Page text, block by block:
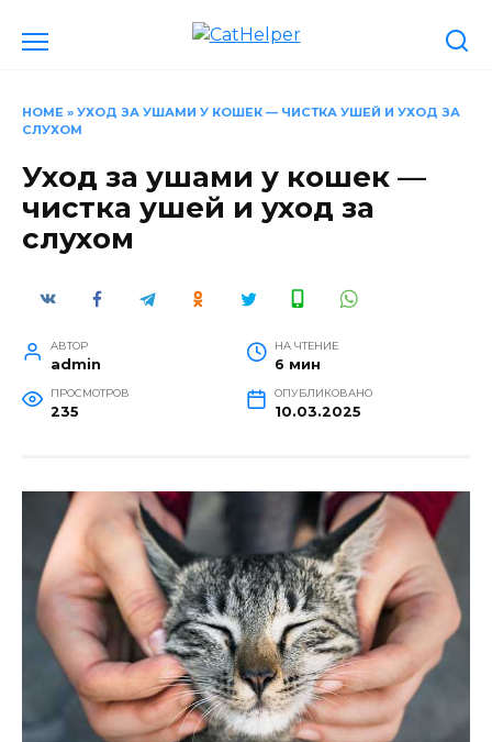
HOME » УХОД ЗА УШАМИ У КОШЕК — ЧИСТКА УШЕЙ И УХОД ЗА
СЛУХОМ
Уход за ушами у кошек —
чистка ушей и уход за
слухом
АВТОР
admin
НА ЧТЕНИЕ
6 мин
ПРОСМОТРОВ
235
ОПУБЛИКОВАНО
10.03.2025